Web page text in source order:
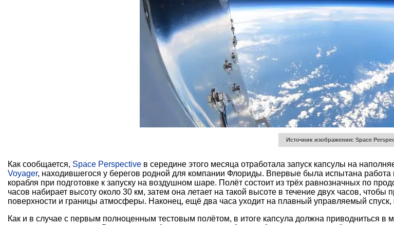
Источник изображения: Space
Как сообщается, Space Perspective в середине этого месяца отработала запуск капсулы на
Voyager, находившегося у берегов родной для компании Флориды. Впервые была испытана
корабля при подготовке к запуску на воздушном шаре. Полёт состоит из трёх равнозначных по
часов набирает высоту около 30 км, затем она летает на такой высоте в течение двух часов,
поверхности и границы атмосферы. Наконец, ещё два часа уходит на плавный управляемый
Как и в случае с первым полноценным тестовым полётом, в итоге капсула должна приводниться в